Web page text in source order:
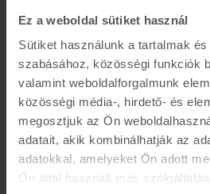
Ez a weboldal sütiket használ
Sütiket használunk a tartalmak
szabásához, közösségi funkciók
valamint weboldalforgalmunk
közösségi média-, hirdető- és
megosztjuk az Ön
adatait, akik kombinálhatják az
adatokkal, amelyeket Ön adott
Ön által használt más